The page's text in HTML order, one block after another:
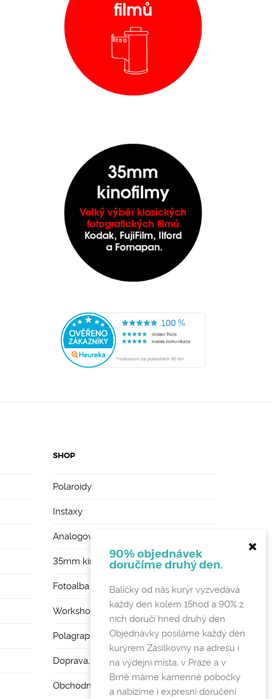
SHOP
Polaroidy
Instaxy
Analogové foťáky
35mm kinofilmy
Fotoalba a rámy
Workshopy
Polagraph Mates
Doprava, poštovné a vratky
Obchodní podmínky a GDPR
90% objednávek
doručíme druhý den.
Balíčky od nás kurýr vyzvedává
každý den kolem 15hod a 90% z
nich doručí hned druhý den.
Objednávky posíláme každý den
kurýrem Zásilkovny na adresu i
na výdejní místa, v Praze a v
Brně máme kamenné pobočky
a nabízíme i expresní doručení